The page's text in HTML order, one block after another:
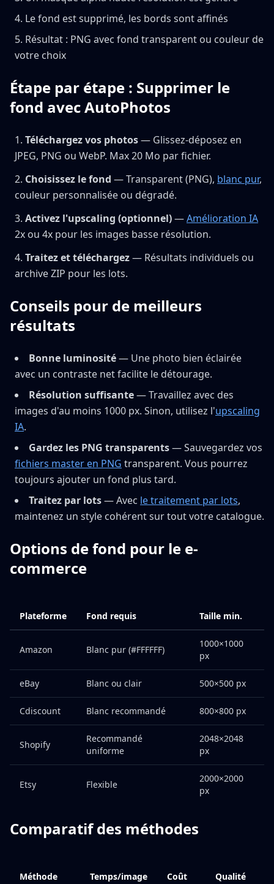
Le fond est supprimé, les bords sont affinés
Résultat : PNG avec fond transparent ou couleur de
votre choix
Étape par étape : Supprimer le
fond avec AutoPhotos
Téléchargez vos photos— Glissez-déposez en
JPEG, PNG ou WebP. Max 20 Mo par fichier.
Choisissez le fond — Transparent (PNG), blanc pur,
couleur personnalisée ou dégradé.
Activez l'upscaling (optionnel)—Amélioration IA
2x ou 4x pour les images basse résolution.
Traitez et téléchargez— Résultats individuels ou
archive ZIP pour les lots.
Conseils pour de meilleurs
résultats
Bonne luminosité— Une photo bien éclairée
avec un contraste net facilite le détourage.
Résolution suffisante— Travaillez avec des
images d'au moins 1000 px. Sinon, utilisez l'upscaling
IA.
Gardez les PNG transparents— Sauvegardez vos
fichiers master en PNG transparent. Vous pourrez
toujours ajouter un fond plus tard.
Traitez par lots— Avec le traitement par lots,
maintenez un style cohérent sur tout votre catalogue.
Options de fond pour le e-
commerce
Plateforme Fond requis Taille min.
Amazon Blanc pur (#FFFFFF)
1000×1000
px
eBay Blanc ou clair 500×500 px
Cdiscount Blanc recommandé 800×800 px
Shopify
Recommandé
uniforme
2048×2048
px
Etsy Flexible
2000×2000
px
Comparatif des méthodes
Méthode Temps/image Coût Qualité